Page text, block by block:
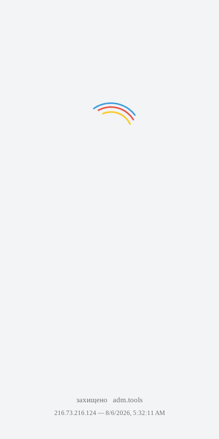
захищено adm.tools
216.73.216.124 — 8/6/2026, 5:32:11 AM